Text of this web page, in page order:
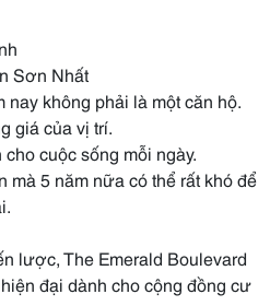
Sơn Nhất
không phải là một căn hộ.
giá của vị trí.
cuộc sống mỗi ngày.
mà 5 năm nữa có thể rất khó để
lược, The Emerald Boulevard
đại dành cho cộng đồng cư